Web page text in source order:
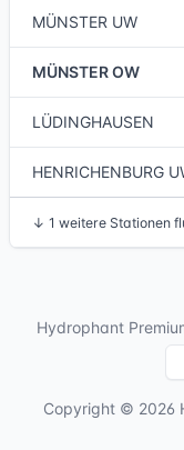
MÜNSTER UW
MÜNSTER OW
LÜDINGHAUSEN
HENRICHENBURG
↓ 1 weitere Stationen
Hydrophant
Copyright © 2026